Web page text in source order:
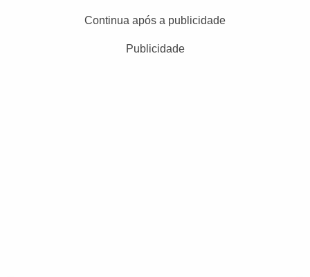
Continua após a publicidade
Publicidade